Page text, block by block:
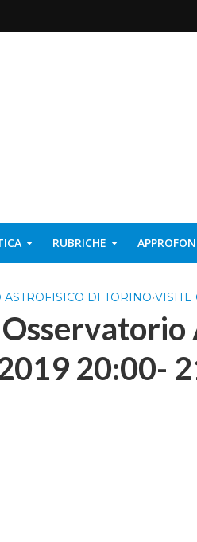
RUBRICHE
ASTROFISICO DI TORINO•VISITE
20:00-